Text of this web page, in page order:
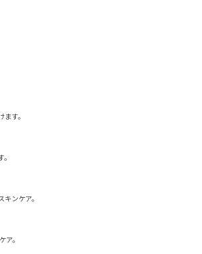
す。
ンケア。
ア。
会へのご招待やプレゼントが
るチャンス！
ペーンの応募が
らスタートします♪
当のルラン特別セットをプレゼント！
アイブロウ（ライトブラウン）、
ワンゲル（リニューアル品）をプレゼ
9月30日（土）まで